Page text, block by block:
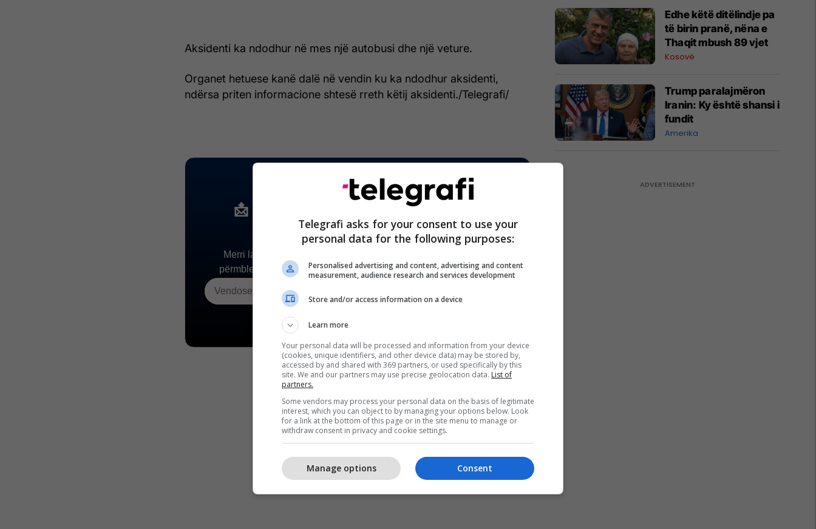
Aksidenti ka ndodhur në mes një autobusi dhe një veture.
Organet hetuese kanë dalë në vendin ku ka ndodhur aksidenti,
ndërsa priten informacione shtesë rreth këtij aksidenti./Telegrafi/
Edhe këtë ditëlindje pa
të birin pranë, nëna e
Thaqit mbush 89 vjet
Kosovë
Trump paralajmëron
Iranin: Ky është shansi i
fundit
Amerika
Telegrafi asks for your consent to use your
personal data for the following purposes:
Personalised advertising and content, advertising and content
measurement, audience research and services development
Store and/or access information on a device
Learn more
Your personal data will be processed and information from your device
(cookies, unique identifiers, and other device data) may be stored by,
accessed by and shared with 369 partners, or used specifically by this
site. We and our partners may use precise geolocation data. List of
partners.
Some vendors may process your personal data on the basis of legitimate
interest, which you can object to by managing your options below. Look
for a link at the bottom of this page or in the site menu to manage or
withdraw consent in privacy and cookie settings.
Consent
Manage options